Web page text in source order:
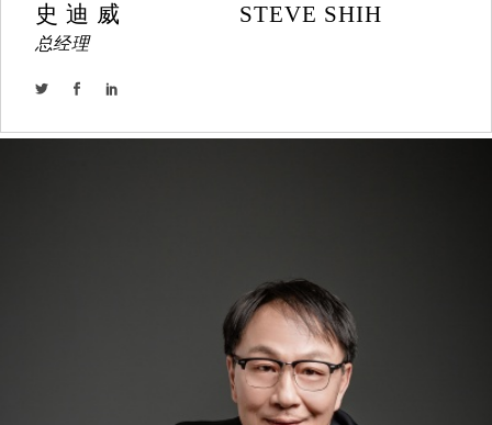
史 迪 威                  STEVE SHIH
总经理